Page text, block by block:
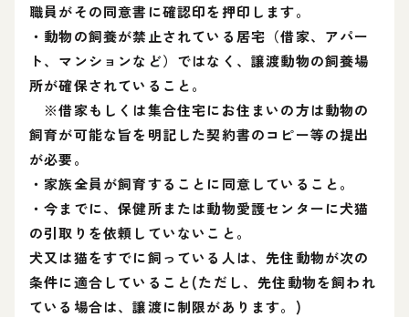
職員がその同意書に確認印を押印します。
・動物の飼養が禁止されている居宅（借家、アパー
ト、マンションなど）ではなく、譲渡動物の飼養場
所が確保されていること。
※借家もしくは集合住宅にお住まいの方は動物の
飼育が可能な旨を明記した契約書のコピー等の提出
が必要。
・家族全員が飼育することに同意していること。
・今までに、保健所または動物愛護センターに犬猫
の引取りを依頼していないこと。
犬又は猫をすでに飼っている人は、先住動物が次の
条件に適合していること(ただし、先住動物を飼われ
ている場合は、譲渡に制限があります。)